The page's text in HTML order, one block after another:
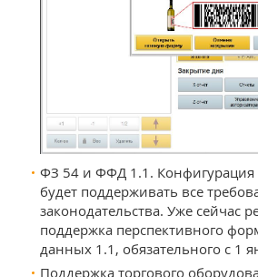
ФЗ 54 и ФФД 1.1. Конфигурация
будет поддерживать все
законодательства. Уже сейчас
поддержка перспективного
данных 1.1, обязательного с 1
Поддержка торгового